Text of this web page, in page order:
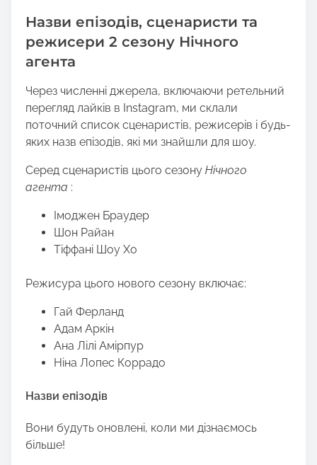
Назви епізодів, сценаристи та
режисери 2 сезону Нічного
агента
Через численні джерела, включаючи ретельний
перегляд лайків в Instagram, ми склали
поточний список сценаристів, режисерів і будь-
яких назв епізодів, які ми знайшли для шоу.
Серед сценаристів цього сезону Нічного
агента :
Імоджен Браудер
Шон Райан
Тіффані Шоу Хо
Режисура цього нового сезону включає:
Гай Ферланд
Адам Аркін
Ана Лілі Амірпур
Ніна Лопес Коррадо
Назви епізодів
Вони будуть оновлені, коли ми дізнаємось
більше!